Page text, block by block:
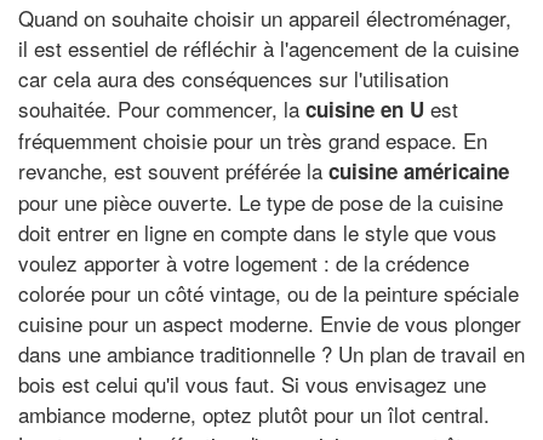
Quand on souhaite choisir un appareil électroménager,
il est essentiel de réfléchir à l'agencement de la cuisine
car cela aura des conséquences sur l'utilisation
souhaitée. Pour commencer, la cuisine en U est
fréquemment choisie pour un très grand espace. En
revanche, est souvent préférée la cuisine américaine
pour une pièce ouverte. Le type de pose de la cuisine
doit entrer en ligne en compte dans le style que vous
voulez apporter à votre logement : de la crédence
colorée pour un côté vintage, ou de la peinture spéciale
cuisine pour un aspect moderne. Envie de vous plonger
dans une ambiance traditionnelle ? Un plan de travail en
bois est celui qu'il vous faut. Si vous envisagez une
ambiance moderne, optez plutôt pour un îlot central.